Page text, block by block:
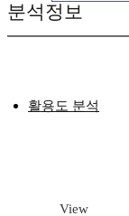
분석정보
활용도 분석
View